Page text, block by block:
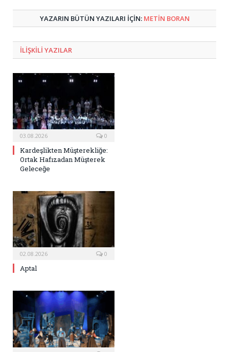
YAZARIN BÜTÜN YAZILARI IÇIN: METIN BORAN
ILIŞKILI YAZILAR
03.08.2026 0
Kardeşlikten Müşterekliğe:
Ortak Hafızadan Müşterek
Geleceğe
02.08.2026 0
Aptal